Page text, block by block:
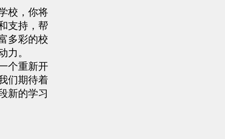
校，你将
支持，帮
多彩的校
力。
个重新开
们期待着
新的学习